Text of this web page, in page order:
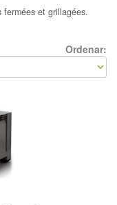
fermées et grillagées.
Ordenar: